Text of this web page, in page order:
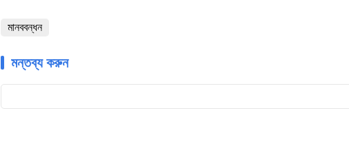
মানববন্ধন
মন্তব্য করুন